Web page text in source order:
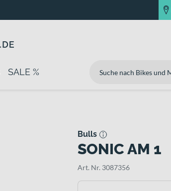
SALE %
Bulls
SONIC AM 1
Art. Nr. 3087356